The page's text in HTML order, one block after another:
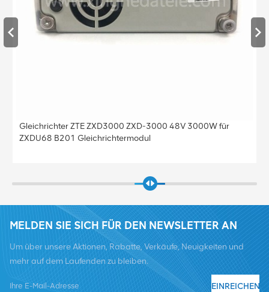
ZXD-3000 48V 3000W für
Original ZXSDR R8882A
MELDEN SIE SICH FÜR DEN NEWSLETTER AN
Um über unsere Aktionen, Rabatte, Verkäufe, Neuigkeiten und
mehr auf dem Laufenden zu bleiben.
EINREICHEN